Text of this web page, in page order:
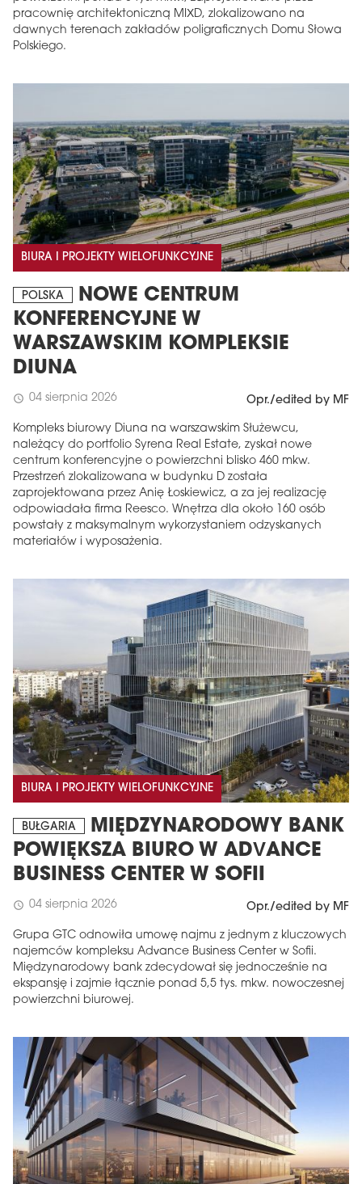
pracownię architektoniczną MIXD, zlokalizowano na
dawnych terenach zakładów poligraficznych Domu Słowa
Polskiego.
BIURA I PROJEKTY WIELOFUNKCYJNE
POLSKA
NOWE CENTRUM
KONFERENCYJNE W
WARSZAWSKIM KOMPLEKSIE
DIUNA
schedule 04 sierpnia 2026 Opr./edited by MF
Kompleks biurowy Diuna na warszawskim Służewcu,
należący do portfolio Syrena Real Estate, zyskał nowe
centrum konferencyjne o powierzchni blisko 460 mkw.
Przestrzeń zlokalizowana w budynku D została
zaprojektowana przez Anię Łoskiewicz, a za jej realizację
odpowiadała firma Reesco. Wnętrza dla około 160 osób
powstały z maksymalnym wykorzystaniem odzyskanych
materiałów i wyposażenia.
BIURA I PROJEKTY WIELOFUNKCYJNE
BUŁGARIA
MIĘDZYNARODOWY BANK
POWIĘKSZA BIURO W ADVANCE
BUSINESS CENTER W SOFII
schedule 04 sierpnia 2026 Opr./edited by MF
Grupa GTC odnowiła umowę najmu z jednym z kluczowych
najemców kompleksu Advance Business Center w Sofii.
Międzynarodowy bank zdecydował się jednocześnie na
ekspansję i zajmie łącznie ponad 5,5 tys. mkw. nowoczesnej
powierzchni biurowej.